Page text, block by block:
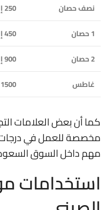
نصف حصان
250 إلى 450 ريال
1 حصان
450 إلى 900 ريال
2 حصان
900 إلى 1800 ريال
غاطس
1500 إلى 5000 ريال
كما أن بعض العلامات
مخصصة للعمل في درجات
مهم داخل السوق
استخدامات